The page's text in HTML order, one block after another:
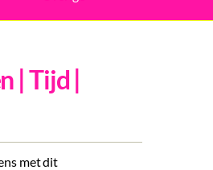
| Tijd |
met dit